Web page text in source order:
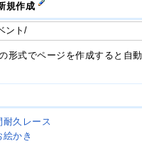
規作成
形式でページを作成すると自
耐久レース
かき